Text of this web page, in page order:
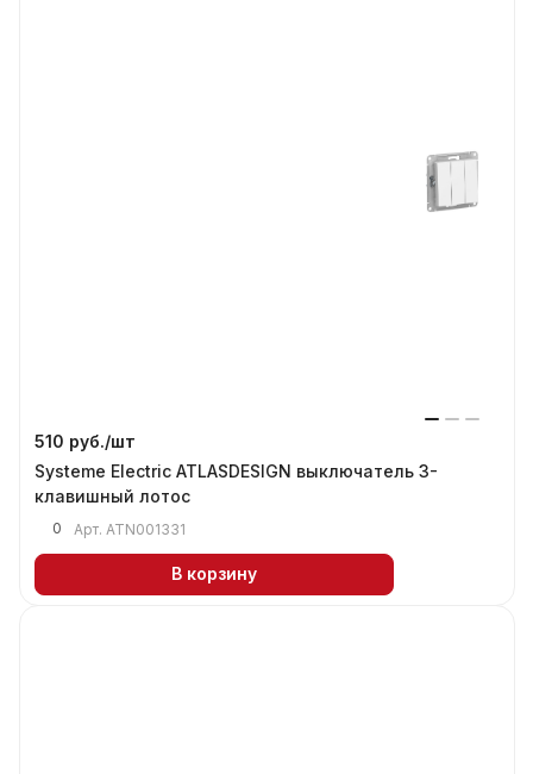
510 руб./шт
Systeme Electric ATLASDESIGN выключатель 3-
клавишный лотос
0 Арт. ATN001331
В корзину